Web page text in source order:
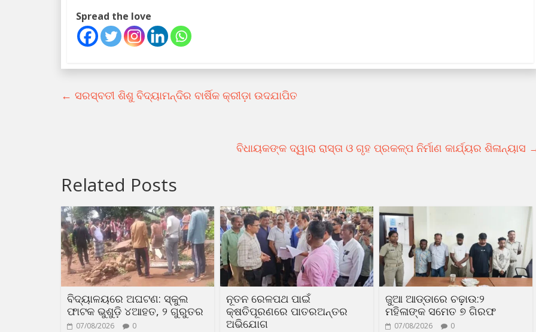
Spread the love
← ସରସ୍ବତୀ ଶିଶୁ ବିଦ୍ୟାମନ୍ଦିର ବାର୍ଷିକ କ୍ରୀଡ଼ା ଉଦଯାପିତ
ବିଧାୟକଙ୍କ ଦ୍ୱାରା ରାସ୍ତା ଓ ଗୃହ ପ୍ରକଳ୍ପ ନିର୍ମାଣ କାର୍ଯ୍ୟର ଶିଳାନ୍ୟାସ
Related Posts
ବିଦ୍ୟାଳୟରେ ଅଘଟଣ: ସ୍କୁଲ
ଫାଟକ ଭୁଶୁଡ଼ି ୪ଆହତ, ୨ ଗୁରୁତର
07/08/2026 0
ନୂତନ ରେଳପଥ ପାଇଁ
କ୍ଷତିପୂରଣରେ ପାତରଅନ୍ତର
ଅଭିଯୋଗ
ଜୁଆ ଆଡ୍ଡାରେ ଚଢ଼ାଉ:୨
ମହିଳାଙ୍କ ସମେତ ୭ ଗିରଫ
07/08/2026 0